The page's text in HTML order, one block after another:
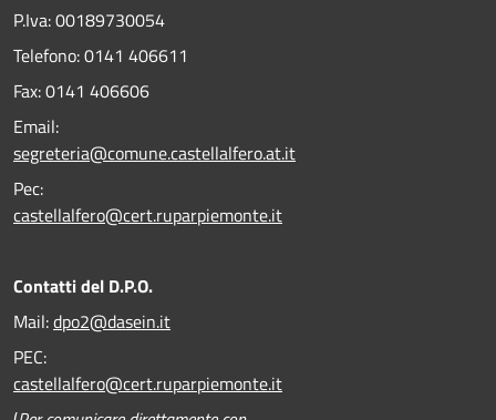
P.Iva: 00189730054
Telefono:0141 406611
Fax:0141 406606
Email:
segreteria@comune.castellalfero.at.it
Pec:
castellalfero@cert.ruparpiemonte.it
Contatti del D.P.O.
Mail:dpo2@dasein.it
PEC:
castellalfero@cert.ruparpiemonte.it